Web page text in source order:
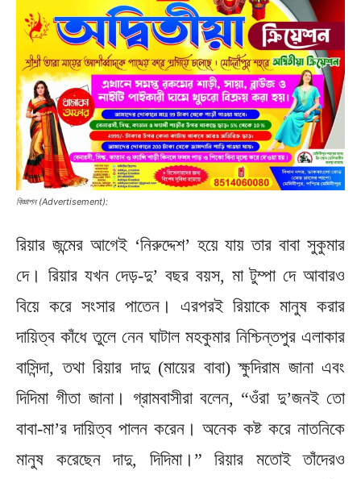
বিজ্ঞাপন (Advertisement):
রিয়ার জন্মের আগেই ‘নিরুদ্দেশ’ হয়ে যায় তার বাবা সুকুমার
দে। রিয়ার যখন দেড়-দু’ বছর বয়স, মা টুম্পা দে আবারও
বিয়ে করে সংসার পাতেন। এরপরই রিয়াকে মানুষ করার
দায়িত্ব কাঁধে তুলে নেন ঘাটাল মহকুমার নিশ্চিন্তপুর এলাকার
বাসিন্দা, তথা রিয়ার দাদু (মায়ের বাবা) ক্ষুদিরাম জানা এবং
দিদিমা গীতা জানা। গ্রামবাসীরা বলেন, “ওঁরা দু’জনই তো
বাবা-মা’র দায়িত্ব পালন করেন। অনেক কষ্ট করে নাতনিকে
মানুষ করেছেন দাদু, দিদিমা।” রিয়ার মতোই তাঁদেরও